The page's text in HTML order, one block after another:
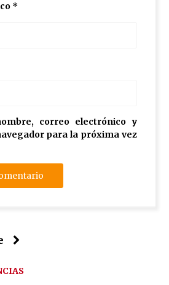
*
correo electrónico y
para la próxima vez